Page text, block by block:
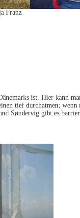
Franz
ist. Hier kann
tief durchatmen;
Søndervig gibt es